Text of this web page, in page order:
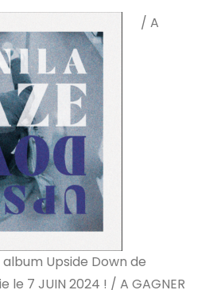
/ A
Upside Down de
le 7 JUIN 2024 ! / A GAGNER